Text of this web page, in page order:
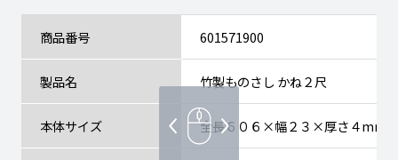
商品番号 601571900
製品名 竹製ものさし かね２尺
本体サイズ 全長６０６×幅２３×厚さ４mm